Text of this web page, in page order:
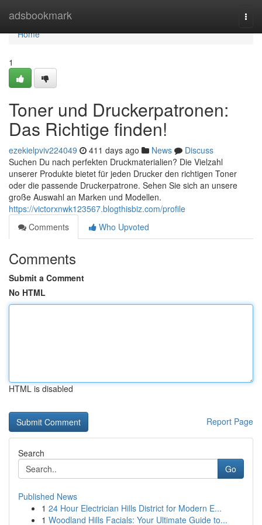
adsbookmark
Home
Home
1
Toner und Druckerpatronen:
Das Richtige finden!
ezekielpviv224049 411 days ago News
Discuss
Suchen Du nach perfekten Druckmaterialien? Die Vielzahl
unserer Produkte bietet für jeden Drucker den richtigen Toner
oder die passende Druckerpatrone. Sehen Sie sich an unsere
große Auswahl an Marken und Modellen.
https://victorxnwk123567.blogthisbiz.com/profile
Comments
Who Upvoted
Comments
Submit a Comment
No HTML
HTML is disabled
Report Page
Search
Go
Published News
1 24 Hour Electrician Hills District for Modern E...
1 Woodland Hills Facials: Your Ultimate Guide to...